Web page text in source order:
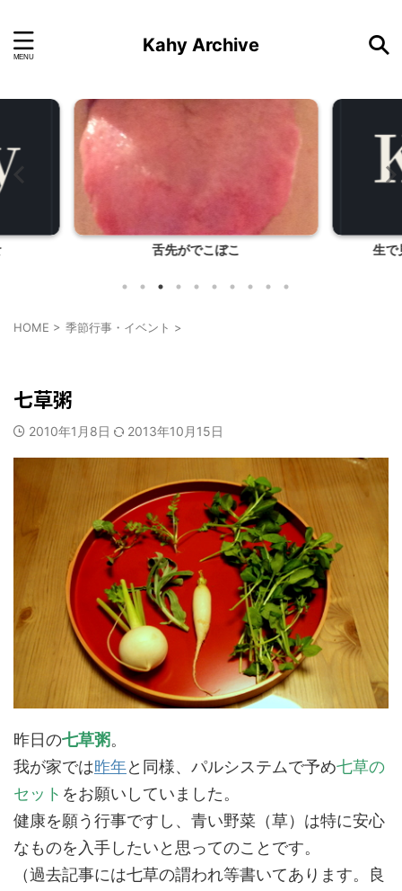
Kahy Archive
生で見ないとわからない良さ
HOME > 季節行事・イベント >
七草粥
2010年1月8日 2013年10月15日
昨日の七草粥。
我が家では昨年と同様、パルシステムで予め七草の
セット をお願いしていました。
健康を願う行事ですし、青い野菜（草）は特に安心
なものを入手したいと思ってのことです。
（過去記事には七草の謂われ等書いてあります。良